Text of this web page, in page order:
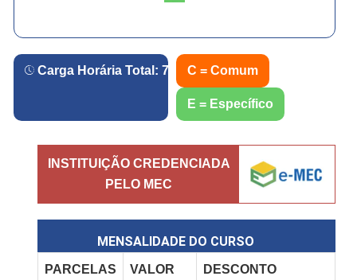
Carga Horária Total: 720 h.
C = Comum
E = Específico
INSTITUIÇÃO CREDENCIADA
PELO MEC
MENSALIDADE DO CURSO
PARCELAS VALOR DESCONTO